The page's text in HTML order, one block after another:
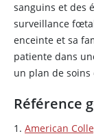
sanguins et des
surveillance
enceinte et sa
patiente dans
un plan de
Référence
1. American